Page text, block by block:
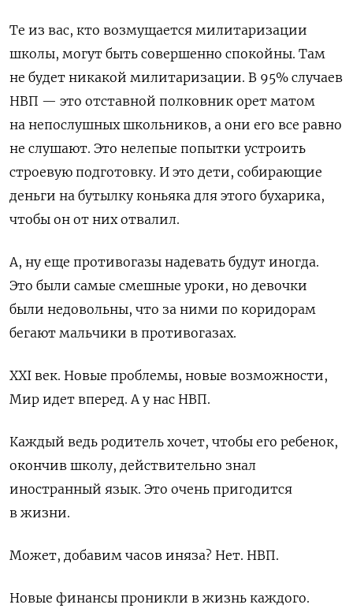
Те из вас, кто возмущается милитаризации
школы, могут быть совершенно спокойны. Там
не будет никакой милитаризации. В 95% случаев
НВП — это отставной полковник орет матом
на непослушных школьников, а они его все равно
не слушают. Это нелепые попытки устроить
строевую подготовку. И это дети, собирающие
деньги на бутылку коньяка для этого бухарика,
чтобы он от них отвалил.
А, ну еще противогазы надевать будут иногда.
Это были самые смешные уроки, но девочки
были недовольны, что за ними по коридорам
бегают мальчики в противогазах.
ХХI век. Новые проблемы, новые возможности,
Мир идет вперед. А у нас НВП.
Каждый ведь родитель хочет, чтобы его ребенок,
окончив школу, действительно знал
иностранный язык. Это очень пригодится
в жизни.
Может, добавим часов иняза? Нет. НВП.
Новые финансы проникли в жизнь каждого.